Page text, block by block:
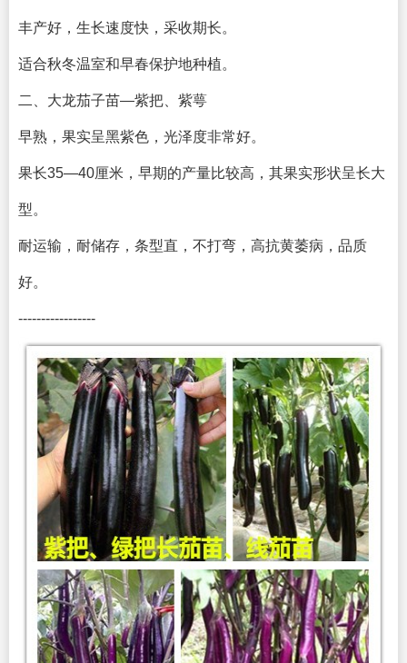
丰产好，生长速度快，采收期长。
适合秋冬温室和早春保护地种植。
二、大龙茄子苗—紫把、紫萼
早熟，果实呈黑紫色，光泽度非常好。
果长35—40厘米，早期的产量比较高，其果实形状呈长大
型。
耐运输，耐储存，条型直，不打弯，高抗黄萎病，品质
好。
-----------------